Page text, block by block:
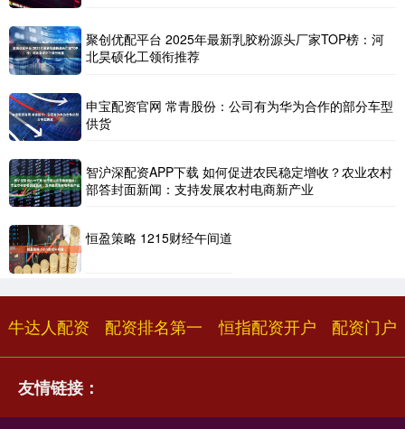
聚创优配平台 2025年最新乳胶粉源头厂家TOP榜：河
北昊硕化工领衔推荐
申宝配资官网 常青股份：公司有为华为合作的部分车型
供货
智沪深配资APP下载 如何促进农民稳定增收？农业农村
部答封面新闻：支持发展农村电商新产业
恒盈策略 1215财经午间道
牛达人配资 配资排名第一 恒指配资开户 配资门户
友情链接：